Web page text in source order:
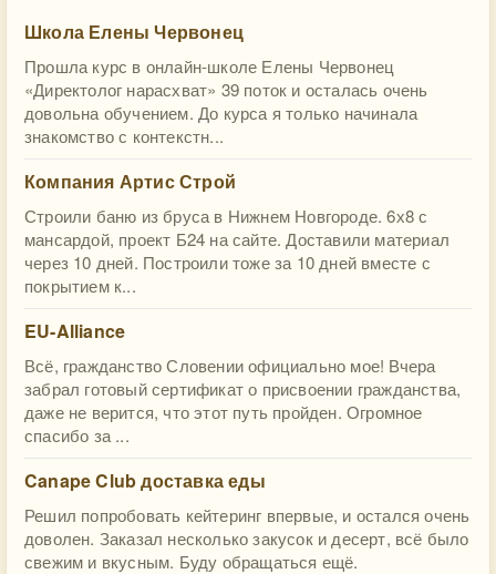
Школа Елены Червонец
Прошла курс в онлайн-школе Елены Червонец
«Директолог нарасхват» 39 поток и осталась очень
довольна обучением. До курса я только начинала
знакомство с контекстн...
Компания Артис Строй
Строили баню из бруса в Нижнем Новгороде. 6х8 с
мансардой, проект Б24 на сайте. Доставили материал
через 10 дней. Построили тоже за 10 дней вместе с
покрытием к...
EU-Alliance
Всё, гражданство Словении официально мое! Вчера
забрал готовый сертификат о присвоении гражданства,
даже не верится, что этот путь пройден. Огромное
спасибо за ...
Canape Club доставка еды
Решил попробовать кейтеринг впервые, и остался очень
доволен. Заказал несколько закусок и десерт, всё было
свежим и вкусным. Буду обращаться ещё.